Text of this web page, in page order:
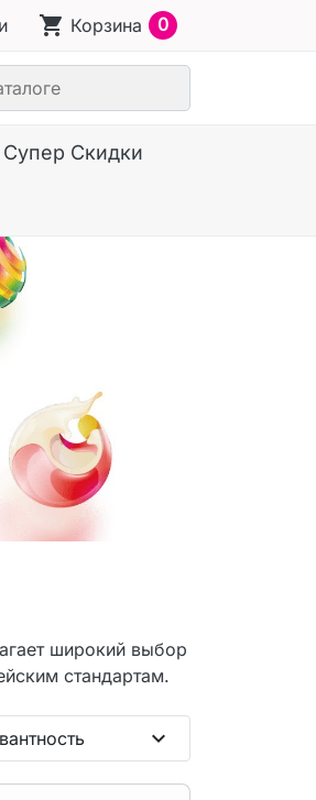
shopping_cart Корзина 0
Супер Скидки
широкий выбор
стандартам.
expand_more